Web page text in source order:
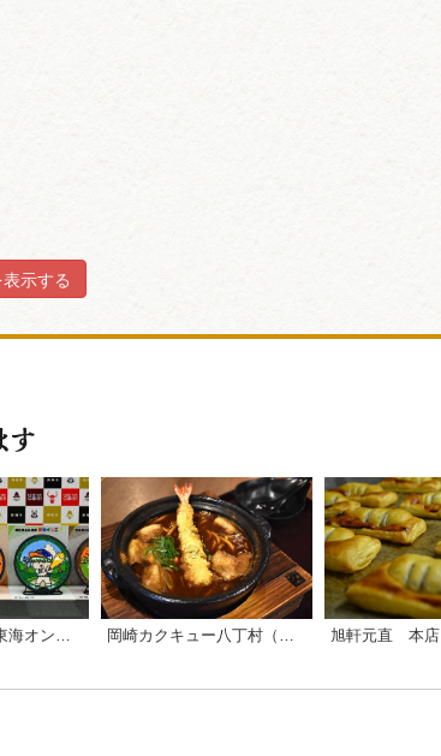
示する
旭軒元直 本店